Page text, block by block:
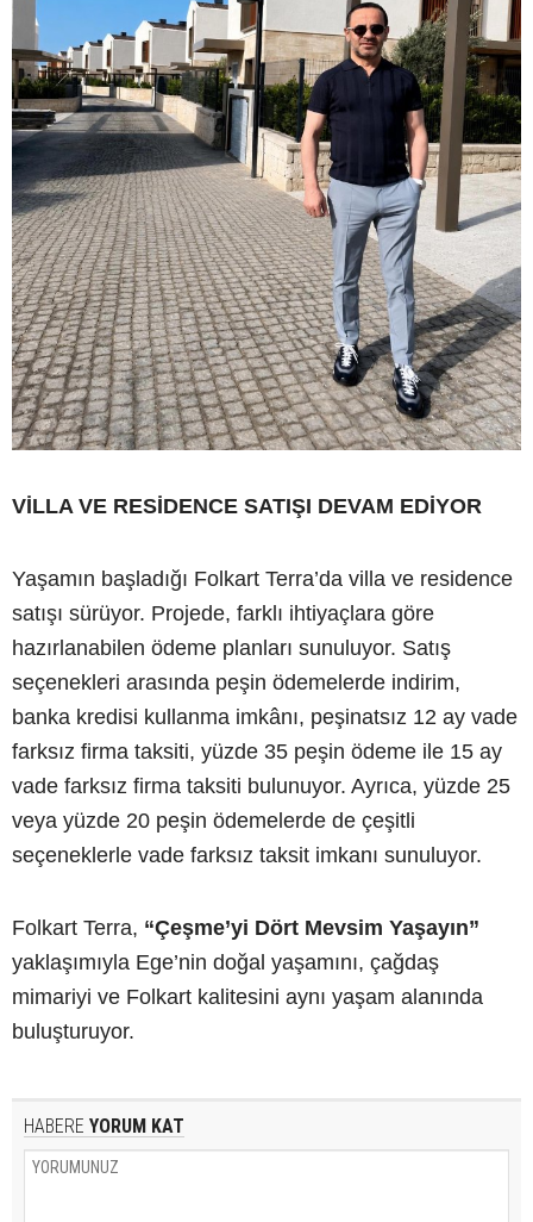
VİLLA VE RESİDENCE SATIŞI DEVAM EDİYOR
Yaşamın başladığı Folkart Terra’da villa ve residence
satışı sürüyor. Projede, farklı ihtiyaçlara göre
hazırlanabilen ödeme planları sunuluyor. Satış
seçenekleri arasında peşin ödemelerde indirim,
banka kredisi kullanma imkânı, peşinatsız 12 ay vade
farksız firma taksiti, yüzde 35 peşin ödeme ile 15 ay
vade farksız firma taksiti bulunuyor. Ayrıca, yüzde 25
veya yüzde 20 peşin ödemelerde de çeşitli
seçeneklerle vade farksız taksit imkanı sunuluyor.
Folkart Terra, “Çeşme’yi Dört Mevsim Yaşayın”
yaklaşımıyla Ege’nin doğal yaşamını, çağdaş
mimariyi ve Folkart kalitesini aynı yaşam alanında
buluşturuyor.
HABERE YORUM KAT